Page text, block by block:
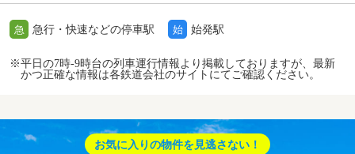
急 急行・快速などの停車駅 始 始発駅
※平日の7時-9時台の列車運行情報より掲載しておりますが、最新
かつ正確な情報は各鉄道会社のサイトにてご確認ください。
お気に入りの物件を見逃さない！